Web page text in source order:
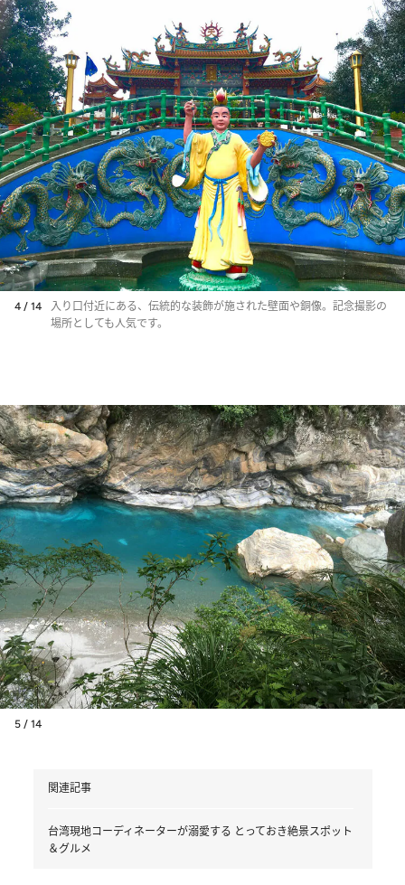
4 / 14
入り口付近にある、伝統的な装飾が施された壁面や銅像。記念撮影の
場所としても人気です。
5 / 14
関連記事
台湾現地コーディネーターが溺愛する とっておき絶景スポット
＆グルメ